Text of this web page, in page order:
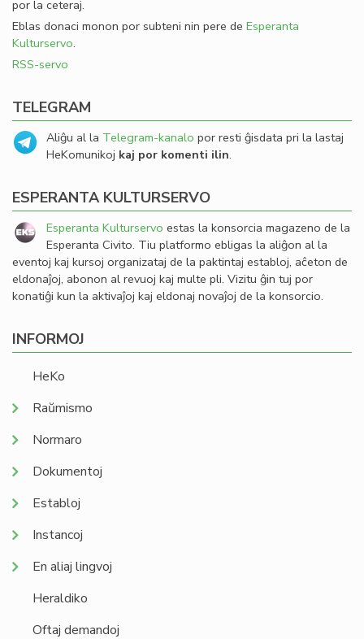
por la ceteraj.
Eblas donaci monon por subteni nin pere de Esperanta
Kulturservo.
RSS-servo
TELEGRAM
Aliĝu al la Telegram-kanalo por resti ĝisdata pri la lastaj
HeKomunikoj kaj por komenti ilin.
ESPERANTA KULTURSERVO
Esperanta Kulturservo estas la konsorcia magazeno de la
Esperanta Civito. Tiu platformo ebligas la aliĝon al la
eventoj kaj kursoj organizataj de la paktintaj establoj, aĉeton de
eldonaĵoj, abonon al revuoj kaj multe pli. Vizitu ĝin tuj por
konatiĝi kun la aktivaĵoj kaj eldonaj novaĵoj de la konsorcio.
INFORMOJ
HeKo
Raŭmismo
Normaro
Dokumentoj
Establoj
Instancoj
En aliaj lingvoj
Heraldiko
Oftaj demandoj